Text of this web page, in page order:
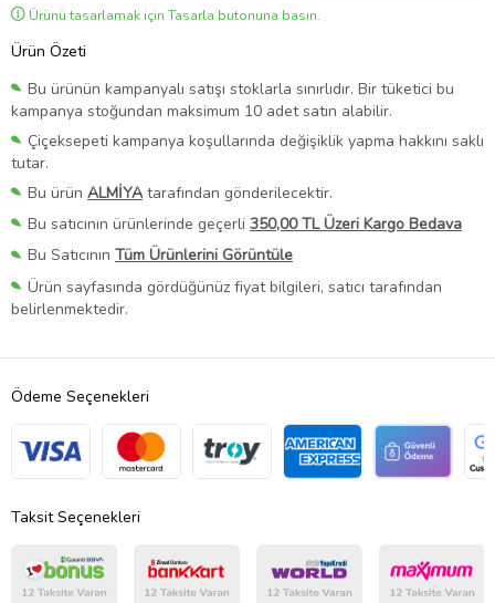
Ürünü tasarlamak için Tasarla butonuna basın.
Ürün Özeti
Bu ürünün kampanyalı satışı stoklarla sınırlıdır. Bir tüketici bu
kampanya stoğundan maksimum 10 adet satın alabilir.
Çiçeksepeti kampanya koşullarında değişiklik yapma hakkını saklı
tutar.
Bu ürün ALMİYAtarafından gönderilecektir.
Bu satıcının ürünlerinde geçerli 350,00 TL Üzeri Kargo Bedava
Bu Satıcının Tüm Ürünlerini Görüntüle
Ürün sayfasında gördüğünüz fiyat bilgileri, satıcı tarafından
belirlenmektedir.
Ödeme Seçenekleri
Taksit Seçenekleri